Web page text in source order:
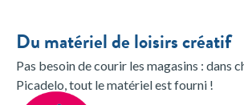
Du matériel de loisirs créatif
Pas besoin de courir les magasins : dans
Picadelo, tout le matériel est fourni !